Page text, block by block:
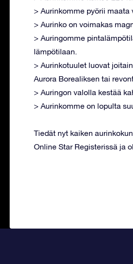
> Aurinkomme pyörii maata
> Aurinko on voimakas
> Auringomme
lämpötilaan.
> Aurinkotuulet luovat
Aurora Borealiksen tai
> Auringon valolla kestää
> Aurinkomme on lopulta
Tiedät nyt kaiken
Online Star Registerissä ja